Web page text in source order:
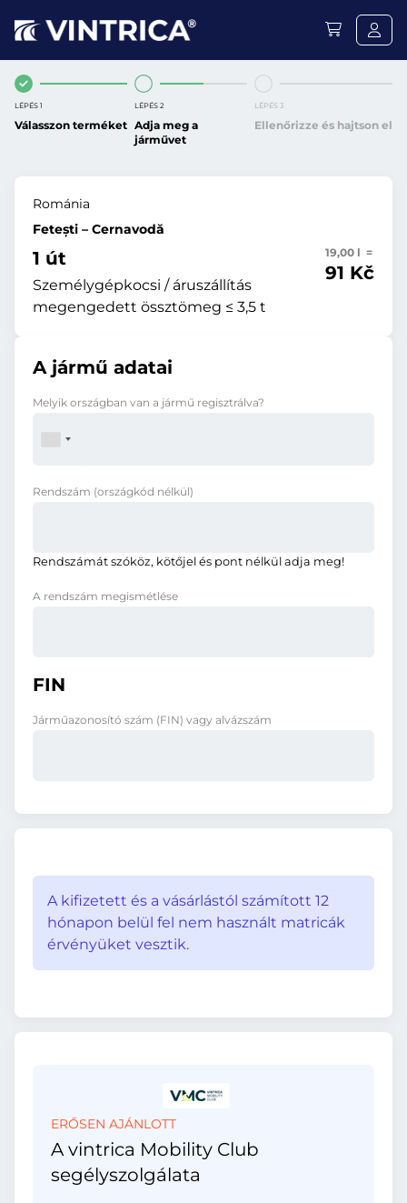
LÉPÉS 1
Válasszon terméket
LÉPÉS 2
Adja meg a
járművet
LÉPÉS 3
Ellenőrizze és hajtson el
Románia
Fetești – Cernavodă
1 út
Személygépkocsi / áruszállítás
megengedett össztömeg ≤ 3,5 t
19,00 l =
91 Kč
A jármű adatai
Melyik országban van a jármű regisztrálva?
Rendszám (országkód nélkül)
Rendszámát szóköz, kötőjel és pont nélkül adja meg!
A rendszám megismétlése
FIN
Járműazonosító szám (FIN) vagy alvázszám
A kifizetett és a vásárlástól számított 12
hónapon belül fel nem használt matricák
érvényüket vesztik.
ERŐSEN AJÁNLOTT
A vintrica Mobility Club
segélyszolgálata